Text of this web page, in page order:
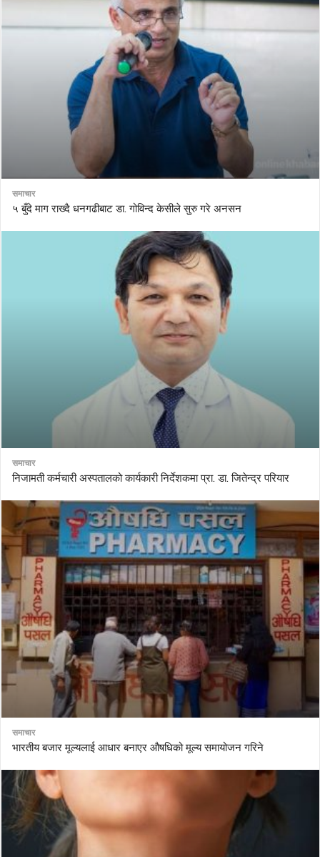
समाचार
५ बुँदे माग राख्दै धनगढीबाट डा. गोविन्द केसीले सुरु गरे अनसन
समाचार
निजामती कर्मचारी अस्पतालको कार्यकारी निर्देशकमा प्रा. डा. जितेन्द्र परियार
समाचार
भारतीय बजार मूल्यलाई आधार बनाएर औषधिको मूल्य समायोजन गरिने